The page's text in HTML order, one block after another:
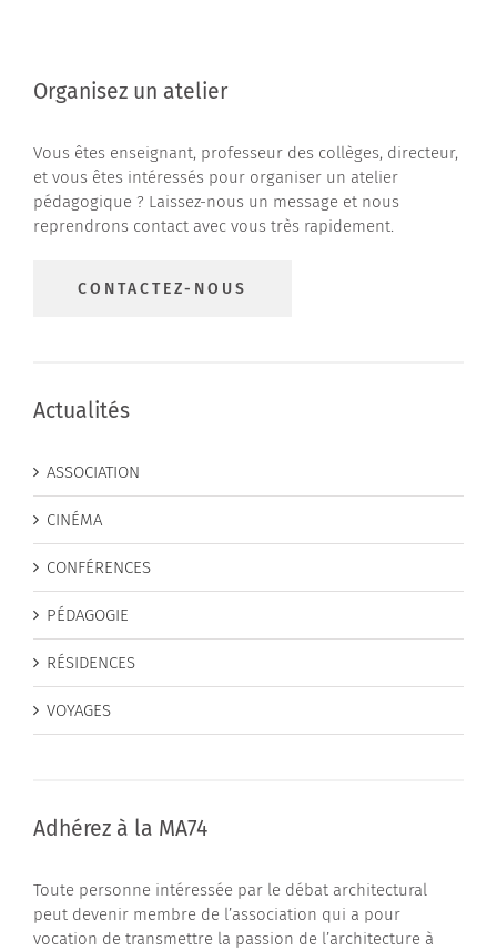
Organisez un atelier
Vous êtes enseignant, professeur des collèges, directeur,
et vous êtes intéressés pour organiser un atelier
pédagogique ? Laissez-nous un message et nous
reprendrons contact avec vous très rapidement.
CONTACTEZ-NOUS
Actualités
ASSOCIATION
CINÉMA
CONFÉRENCES
PÉDAGOGIE
RÉSIDENCES
VOYAGES
Adhérez à la MA74
Toute personne intéressée par le débat architectural
peut devenir membre de l’association qui a pour
vocation de transmettre la passion de l’architecture à